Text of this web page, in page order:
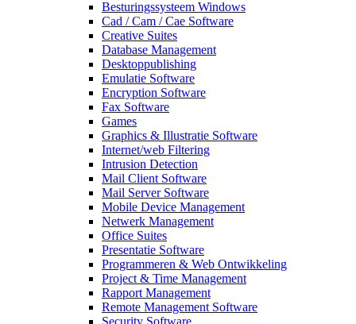
Besturingssysteem Windows
Cad / Cam / Cae Software
Creative Suites
Database Management
Desktoppublishing
Emulatie Software
Encryption Software
Fax Software
Games
Graphics & Illustratie Software
Internet/web Filtering
Intrusion Detection
Mail Client Software
Mail Server Software
Mobile Device Management
Netwerk Management
Office Suites
Presentatie Software
Programmeren & Web Ontwikkeling
Project & Time Management
Rapport Management
Remote Management Software
Security Software